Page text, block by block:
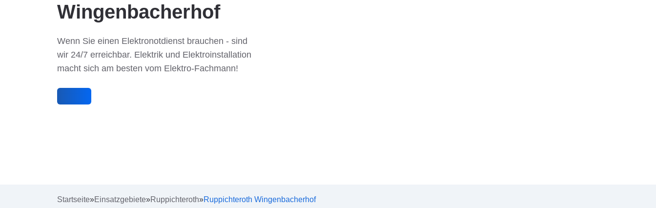
Wingenbacherhof
Wenn Sie einen Elektronotdienst brauchen - sind
wir 24/7 erreichbar. Elektrik und Elektroinstallation
macht sich am besten vom Elektro-Fachmann!
Startseite»Einsatzgebiete»Ruppichteroth»Ruppichteroth Wingenbacherhof